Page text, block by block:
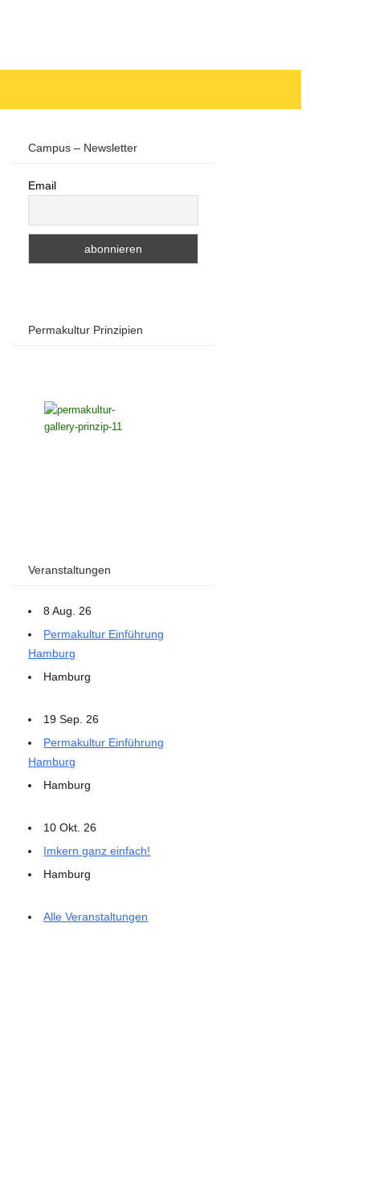
Campus – Newsletter
Email
Permakultur Prinzipien
Veranstaltungen
8 Aug. 26
Permakultur Einführung
Hamburg
Hamburg
19 Sep. 26
Permakultur Einführung
Hamburg
Hamburg
10 Okt. 26
Imkern ganz einfach!
Hamburg
Alle Veranstaltungen